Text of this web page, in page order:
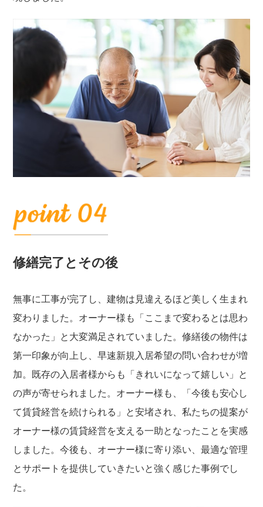
修繕完了とその後
無事に工事が完了し、建物は見違えるほど美しく生まれ
変わりました。オーナー様も「ここまで変わるとは思わ
なかった」と大変満足されていました。修繕後の物件は
第一印象が向上し、早速新規入居希望の問い合わせが増
加。既存の入居者様からも「きれいになって嬉しい」と
の声が寄せられました。オーナー様も、「今後も安心し
て賃貸経営を続けられる」と安堵され、私たちの提案が
オーナー様の賃貸経営を支える一助となったことを実感
しました。今後も、オーナー様に寄り添い、最適な管理
とサポートを提供していきたいと強く感じた事例でし
た。